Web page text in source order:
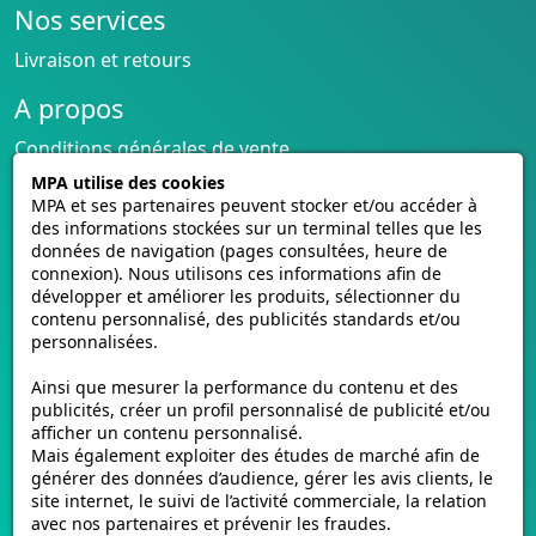
automatiques de plaques d'immatriculation
permettent désormais d'identifier et de repérer
ainsi à renforcer la sécurité et l'efficacité des
opérations sur les routes.
Plaques Personnalisées :
Exprimez Votre Style
https://www.plaques-eure-et-loir.fr/, qui est votre
référence ultime pour les plaques d'immatriculation
personnalisées dans le département d'Eure-et-Loir
(28). Forts de notre expertise, nous mettons l'accent
sur la vente et la personnalisation de plaques
Nos services
Livraison et retours
A propos
Conditions générales de vente
CGU cagnotte
Politique de cookies
Homologation des plaques
Vidéos de pose
Contactez-nous
Avis clients
www.e-mmat.fr
440 Rue de la Pièce Léger
21160 Marsannay-la-Côte, FRANCE
Email :support@e-mmat.fr
MPA utilise des cookies
MPA et ses partenaires peuvent stocker et/ou accéder à
des informations stockées sur un terminal telles que les
données de navigation (pages consultées, heure de
connexion). Nous utilisons ces informations afin de
développer et améliorer les produits, sélectionner du
contenu personnalisé, des publicités standards et/ou
personnalisées.
Ainsi que mesurer la performance du contenu et des
publicités, créer un profil personnalisé de publicité et/ou
afficher un contenu personnalisé.
Mais également exploiter des études de marché afin de
générer des données d’audience, gérer les avis clients, le
site internet, le suivi de l’activité commerciale, la relation
avec nos partenaires et prévenir les fraudes.